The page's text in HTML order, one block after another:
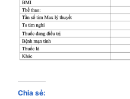
Chia sẻ: